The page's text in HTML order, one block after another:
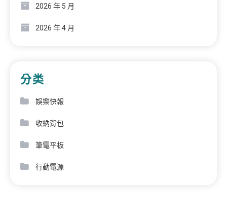
2026 年 5 月
2026 年 4 月
分类
娛樂快報
收納背包
筆電平板
行動電源